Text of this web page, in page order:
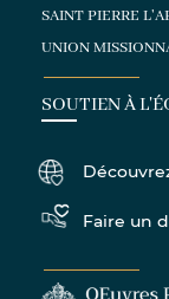
SAINT PIERRE
UNION
SOUTIEN À
Faire un